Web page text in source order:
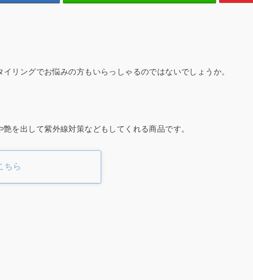
リングでお悩みの方もいらっしゃるのではないでしょうか。
を出して紫外線対策などもしてくれる商品です。
ちら